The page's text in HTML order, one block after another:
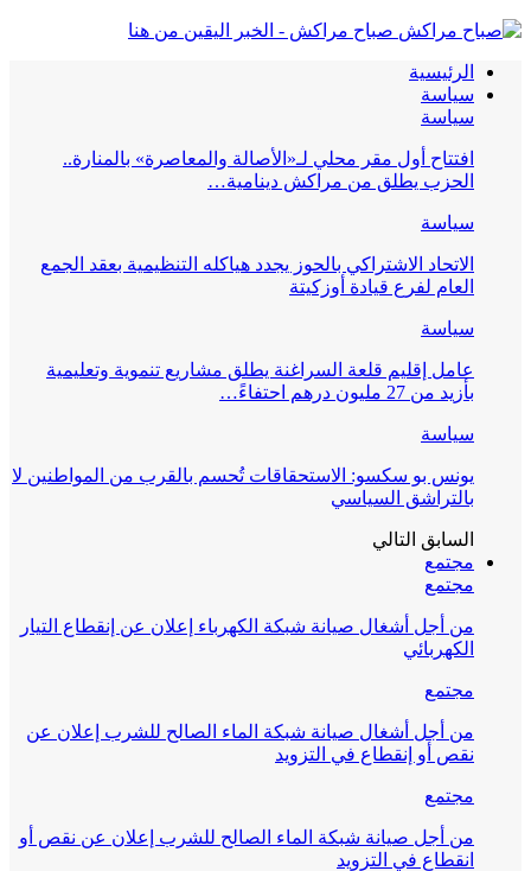
صباح مراكش - الخبر اليقين من هنا
الرئيسية
سياسة
سياسة
افتتاح أول مقر محلي لـ«الأصالة والمعاصرة» بالمنارة..
الحزب يطلق من مراكش دينامية…
سياسة
الاتحاد الاشتراكي بالحوز يجدد هياكله التنظيمية بعقد الجمع
العام لفرع قيادة أوزكيتة
سياسة
عامل إقليم قلعة السراغنة يطلق مشاريع تنموية وتعليمية
بأزيد من 27 مليون درهم احتفاءً…
سياسة
يونس بو سكسو: الاستحقاقات تُحسم بالقرب من المواطنين لا
بالتراشق السياسي
السابقالتالي
مجتمع
مجتمع
من أجل أشغال صيانة شبكة الكهرباء إعلان عن إنقطاع التيار
الكهربائي
مجتمع
من أجل أشغال صيانة شبكة الماء الصالح للشرب إعلان عن
نقص أو إنقطاع في التزويد
مجتمع
من أجل صيانة شبكة الماء الصالح للشرب إعلان عن نقص أو
انقطاع في التزويد